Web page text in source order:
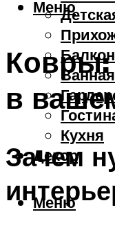
Балкон
Ванная
Кухня
Декор
Меню
Меню
Ковры:
в
Зачем